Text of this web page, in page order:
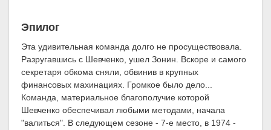
Эпилог
Эта удивительная команда долго не просуществовала.
Разругавшись с Шевченко, ушел Зонин. Вскоре и самого
секретаря обкома сняли, обвинив в крупных
финансовых махинациях. Громкое было дело...
Команда, материальное благополучие которой
Шевченко обеспечивал любыми методами, начала
"валиться". В следующем сезоне - 7-е место, в 1974 -